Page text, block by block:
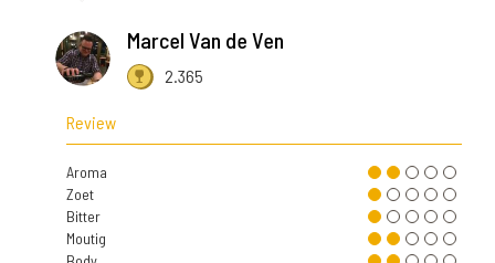
Marcel Van de Ven
2.365
Review
Aroma
Zoet
Bitter
Moutig